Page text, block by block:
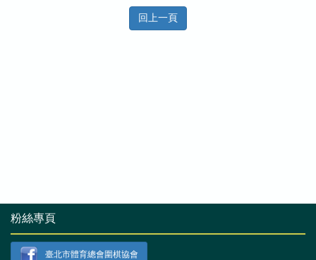
回上一頁
粉絲專頁
臺北市體育總會圍棋協會